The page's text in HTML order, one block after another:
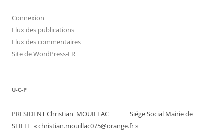
Connexion
Flux des publications
Flux des commentaires
Site de WordPress-FR
U-C-P
PRESIDENT Christian MOUILLAC Siége Social Mairie de
SEILH « christian.mouillac075@orange.fr »